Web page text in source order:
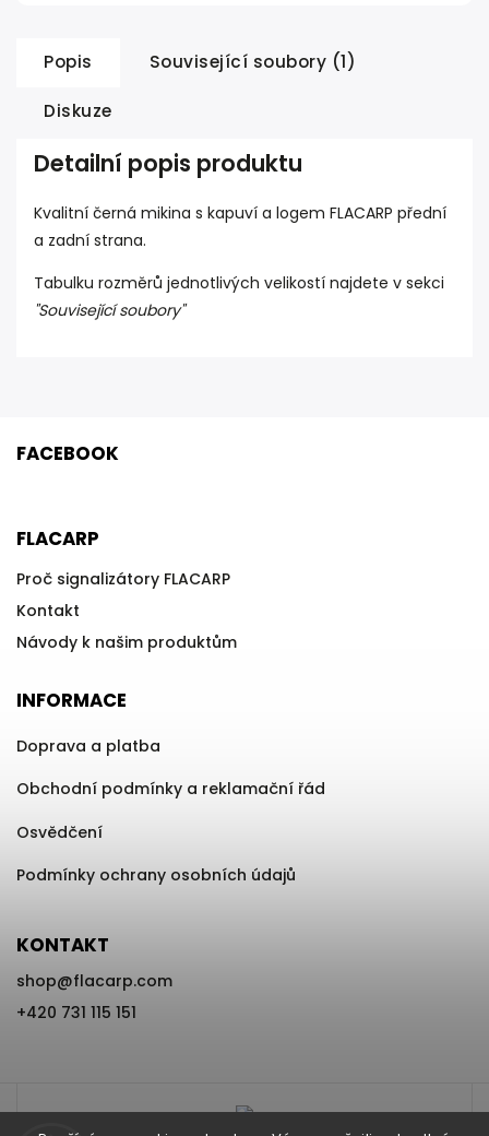
Popis Související soubory (1)
Diskuze
Detailní popis produktu
Kvalitní černá mikina s kapuví a logem FLACARP přední
a zadní strana.
Tabulku rozměrů jednotlivých velikostí najdete v sekci
"Související soubory"
FACEBOOK
FLACARP
Proč signalizátory FLACARP
Kontakt
Návody k našim produktům
INFORMACE
Doprava a platba
Obchodní podmínky a reklamační řád
Osvědčení
Podmínky ochrany osobních údajů
KONTAKT
shop@flacarp.com
+420 731 115 151